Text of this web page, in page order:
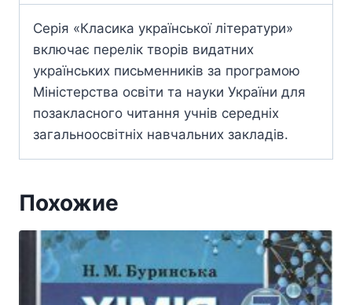
Серія «Класика української літератури»
включає перелік творів видатних
українських письменників за програмою
Міністерства освіти та науки України для
позакласного читання учнів середніх
загальноосвітніх навчальних закладів.
Похожие